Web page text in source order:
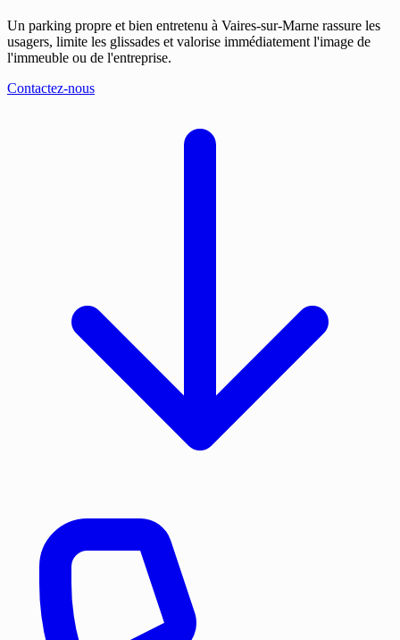
Un parking propre et bien entretenu à Vaires-sur-Marne rassure les
usagers, limite les glissades et valorise immédiatement l'image de
l'immeuble ou de l'entreprise.
Contactez-nous